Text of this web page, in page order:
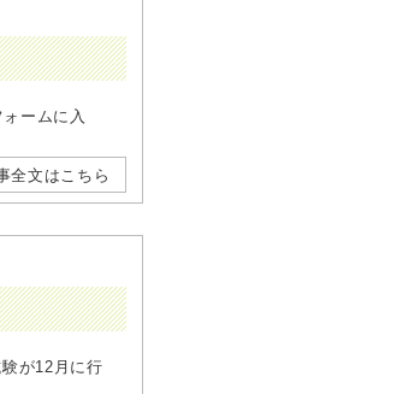
ームに入
全文はこちら
が12月に行